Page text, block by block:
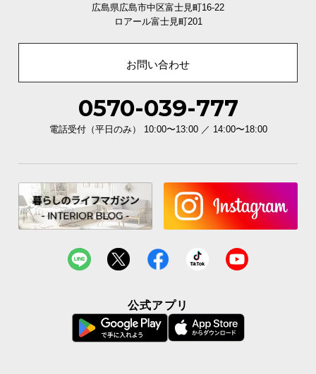
商品のお届けから、ご購入後のアフターサービスま
で、トータルでご満足頂けるように努めています。
3ヶ月保証
広島県広島市中区富士見町16-22
ロアール富士見町201
お問い合わせ
0570-039-777
電話受付（平日のみ） 10:00〜13:00 ／ 14:00〜18:00
公式アプリ